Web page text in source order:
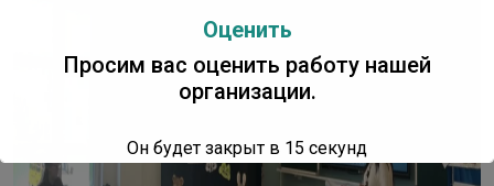
Оценить
Просим вас оценить работу нашей
организации.
Он будет закрыт в 14 секунд